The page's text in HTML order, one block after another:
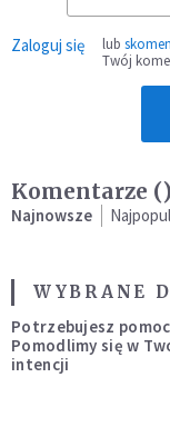
Zaloguj się lub
Twój
Komentarze ()
Najnowsze
WYBRANE
Potrzebujesz
Pomodlimy się w
intencji